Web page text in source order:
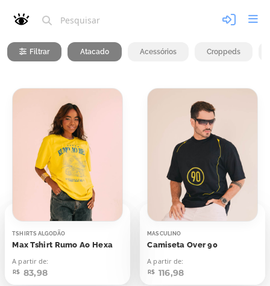
Filtrar Atacado Acessórios Croppeds
TSHIRTS ALGODÃO
Max Tshirt Rumo Ao Hexa
A partir de:
R$ 83,98
MASCULINO
Camiseta Over 90
A partir de:
R$ 116,98